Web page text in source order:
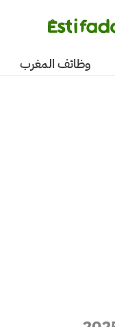
وظائف المغرب